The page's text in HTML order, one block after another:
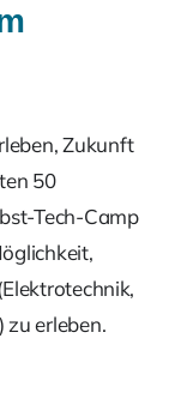
Zukunft
50
Tech-Camp
zu erleben.